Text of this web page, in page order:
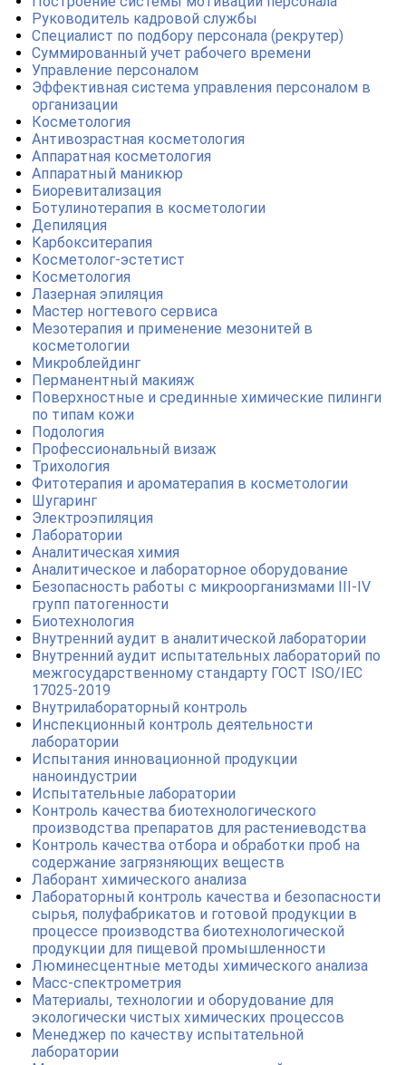
Руководитель кадровой службы
Специалист по подбору персонала (рекрутер)
Суммированный учет рабочего времени
Управление персоналом
Эффективная система управления персоналом в
организации
Косметология
Антивозрастная косметология
Аппаратная косметология
Аппаратный маникюр
Биоревитализация
Ботулинотерапия в косметологии
Депиляция
Карбокситерапия
Косметолог-эстетист
Косметология
Лазерная эпиляция
Мастер ногтевого сервиса
Мезотерапия и применение мезонитей в
косметологии
Микроблейдинг
Перманентный макияж
Поверхностные и срединные химические пилинги
по типам кожи
Подология
Профессиональный визаж
Трихология
Фитотерапия и ароматерапия в косметологии
Шугаринг
Электроэпиляция
Лаборатории
Аналитическая химия
Аналитическое и лабораторное оборудование
Безопасность работы с микроорганизмами III-IV
групп патогенности
Биотехнология
Внутренний аудит в аналитической лаборатории
Внутренний аудит испытательных лабораторий по
межгосударственному стандарту ГОСТ ISO/IEC
17025-2019
Внутрилабораторный контроль
Инспекционный контроль деятельности
лаборатории
Испытания инновационной продукции
наноиндустрии
Испытательные лаборатории
Контроль качества биотехнологического
производства препаратов для растениеводства
Контроль качества отбора и обработки проб на
содержание загрязняющих веществ
Лаборант химического анализа
Лабораторный контроль качества и безопасности
сырья, полуфабрикатов и готовой продукции в
процессе производства биотехнологической
продукции для пищевой промышленности
Люминесцентные методы химического анализа
Масс-спектрометрия
Материалы, технологии и оборудование для
экологически чистых химических процессов
Менеджер по качеству испытательной
лаборатории